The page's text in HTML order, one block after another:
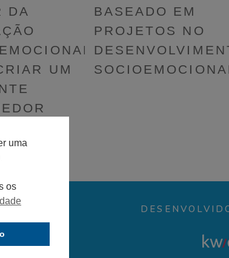
DA
UM
BASEADO EM
PROJETOS NO
uma
os